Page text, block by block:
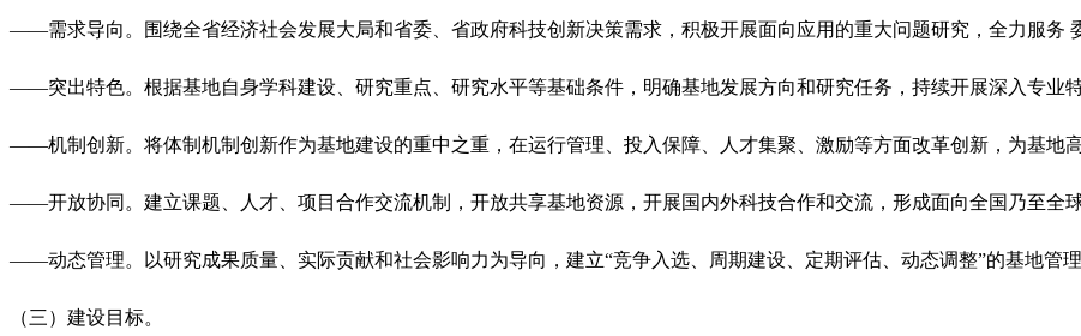
——需求导向。围绕全省经济社会发展大局和省委、省政府科技创新决策需求，积极开展面向应用的重大问题研究，全力服务
——突出特色。根据基地自身学科建设、研究重点、研究水平等基础条件，明确基地发展方向和研究任务，持续开展深入专业
——机制创新。将体制机制创新作为基地建设的重中之重，在运行管理、投入保障、人才集聚、激励等方面改革创新，为基地
——开放协同。建立课题、人才、项目合作交流机制，开放共享基地资源，开展国内外科技合作和交流，形成面向全国乃至全
——动态管理。以研究成果质量、实际贡献和社会影响力为导向，建立“竞争入选、周期建设、定期评估、动态调整”的基地管
（三）建设目标。